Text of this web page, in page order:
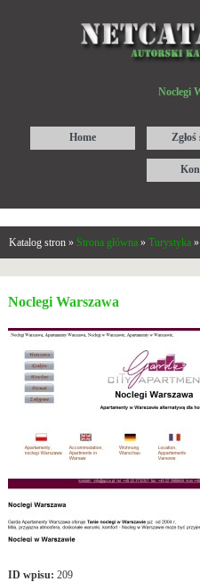
Noclegi
Home
Katalog stron » Strona główna » Turystyka »
Noclegi Warszawa
ID wpisu: 209